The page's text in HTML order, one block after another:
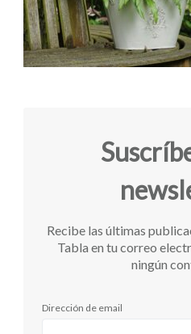
Recibe las últimas
Tabla en tu correo
ningún
Dirección de email